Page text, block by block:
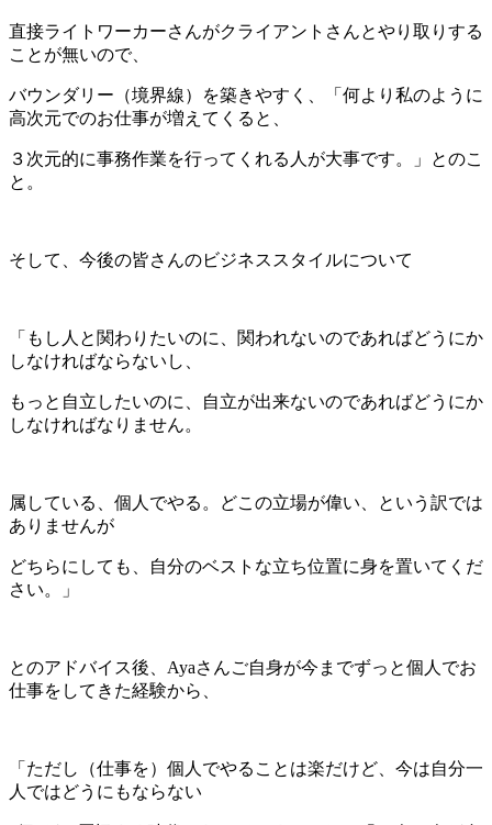
直接ライトワーカーさんがクライアントさんとやり取りする
ことが無いので、
バウンダリー（境界線）を築きやすく、「何より私のように
高次元でのお仕事が増えてくると、
３次元的に事務作業を行ってくれる人が大事です。」とのこ
と。
そして、今後の皆さんのビジネススタイルについて
「もし人と関わりたいのに、関われないのであればどうにか
しなければならないし、
もっと自立したいのに、自立が出来ないのであればどうにか
しなければなりません。
属している、個人でやる。どこの立場が偉い、という訳では
ありませんが
どちらにしても、自分のベストな立ち位置に身を置いてくだ
さい。」
とのアドバイス後、Ayaさんご自身が今までずっと個人でお
仕事をしてきた経験から、
「ただし（仕事を）個人でやることは楽だけど、今は自分一
人ではどうにもならない